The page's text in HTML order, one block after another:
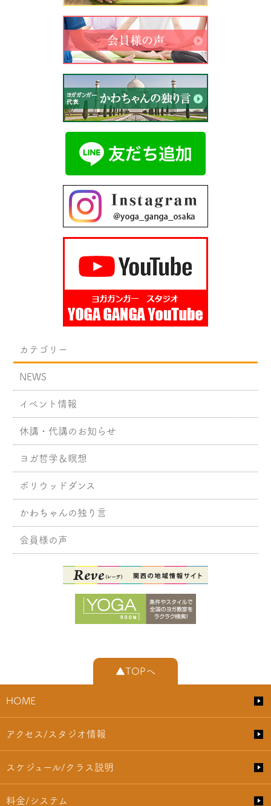
カテゴリー
NEWS
イベント情報
休講・代講のお知らせ
ヨガ哲学＆瞑想
ボリウッドダンス
かわちゃんの独り言
会員様の声
▲TOPへ
HOME
アクセス/スタジオ情報
スケジュール/クラス説明
料金/システム